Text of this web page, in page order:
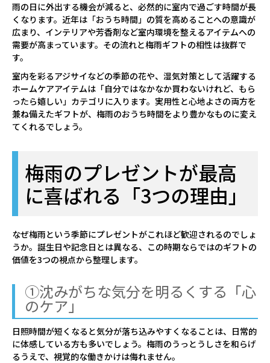
【雨傘】ミラ・ショーン (mila schon) 花
柄 長傘 レディース 【公式ムーンバッ
ト】 ブランド 耐風傘 ジャンプ式 グラス
【WEB限定】【晴雨兼用折りたたみ日
傘】ポロ ラルフ ローレン (POLO RALPH
LAUREN) 無地 遮熱 UV 晴雨兼用
LAUREN) フローラル 遮熱 遮光100
UV100 簡単開閉
【晴雨兼用折りたたみ日傘】ポール & ジ
ョー (PAUL & JOE ACCESSOIRES) クリ
ザンテームワンポイントフリル 一級遮光
99.99% 遮熱 UV 晴雨兼用
【雨傘】マッキントッシュ フィロソフィ
ー (MACKINTOSH PHILOSOPHY) バーブ
レラ 軽量 スノーブルガーデン
【折りたたみ傘】ハンウェイ(ＨＡＮＷ
ＡＹ)Greening plan (グリーニング・プ
雨の日に外出する機会が減ると、必然的に室内で過ごす時間が長
くなります。近年は「おうち時間」の質を高めることへの意識が
広まり、インテリアや芳香剤など室内環境を整えるアイテムへの
需要が高まっています。その流れと梅雨ギフトの相性は抜群で
す。
室内を彩るアジサイなどの季節の花や、湿気対策として活躍する
ホームケアアイテムは「自分ではなかなか買わないけれど、もら
ったら嬉しい」カテゴリに入ります。実用性と心地よさの両方を
兼ね備えたギフトが、梅雨のおうち時間をより豊かなものに変え
てくれるでしょう。
梅雨のプレゼントが最高
に喜ばれる「3つの理由」
なぜ梅雨という季節にプレゼントがこれほど歓迎されるのでしょ
うか。誕生日や記念日とは異なる、この時期ならではのギフトの
価値を3つの視点から整理します。
①沈みがちな気分を明るくする「心
のケア」
日照時間が短くなると気分が落ち込みやすくなることは、日常的
に体感している方も多いでしょう。梅雨のうっとうしさを和らげ
るうえで、視覚的な働きかけは侮れません。